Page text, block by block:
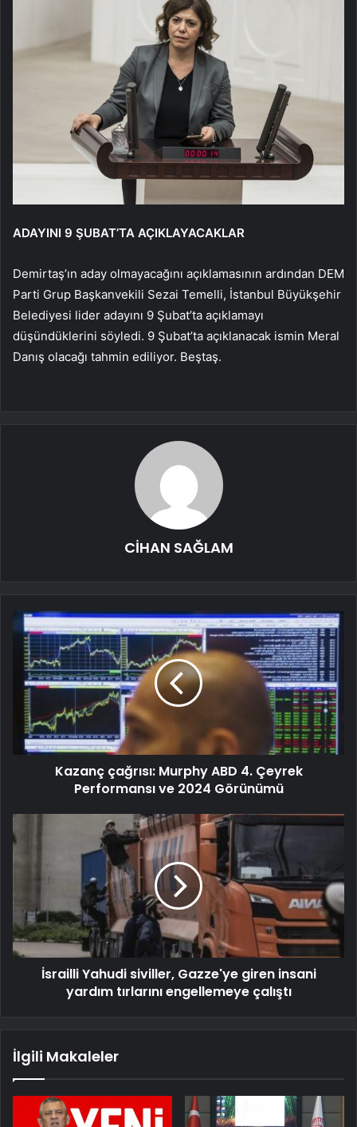
ADAYINI 9 ŞUBAT’TA AÇIKLAYACAKLAR
Demirtaş’ın aday olmayacağını açıklamasının ardından DEM
Parti Grup Başkanvekili Sezai Temelli, İstanbul Büyükşehir
Belediyesi lider adayını 9 Şubat’ta açıklamayı
düşündüklerini söyledi. 9 Şubat’ta açıklanacak ismin Meral
Danış olacağı tahmin ediliyor. Beştaş.
CİHAN SAĞLAM
Kazanç çağrısı: Murphy ABD 4. Çeyrek
Performansı ve 2024 Görünümü
İsrailli Yahudi siviller, Gazze'ye giren insani
yardım tırlarını engellemeye çalıştı
İlgili Makaleler